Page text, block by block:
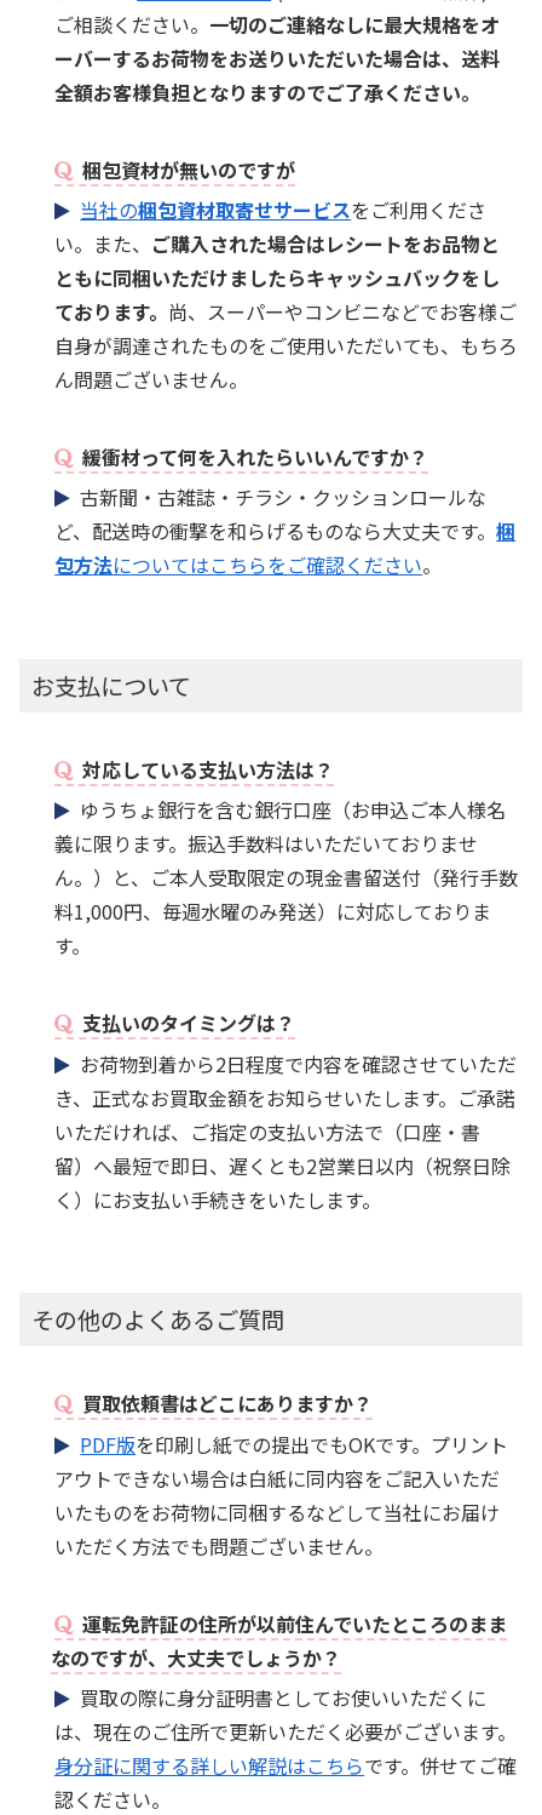
ご相談ください。 一切のご連絡なしに最大規格をオ
ーバーするお荷物をお送りいただいた場合は、送料
全額お客様負担となりますのでご了承ください。
梱包資材が無いのですが
当社の梱包資材取寄せサービスをご利用くださ
い。また、 ご購入された場合はレシートをお品物と
ともに同梱いただけましたらキャッシュバックをし
ております。 尚、スーパーやコンビニなどでお客様ご
自身が調達されたものをご使用いただいても、もちろ
ん問題ございません。
緩衝材って何を入れたらいいんですか？
古新聞・古雑誌・チラシ・クッションロールな
ど、配送時の衝撃を和らげるものなら大丈夫です。梱
包方法についてはこちらをご確認ください。
お支払について
対応している支払い方法は？
ゆうちょ銀行を含む銀行口座（お申込ご本人様名
義に限ります。振込手数料はいただいておりませ
ん。）と、ご本人受取限定の現金書留送付（発行手数
料1,000円、毎週水曜のみ発送）に対応しておりま
す。
支払いのタイミングは？
お荷物到着から2日程度で内容を確認させていただ
き、正式なお買取金額をお知らせいたします。ご承諾
いただければ、ご指定の支払い方法で（口座・書
留）へ最短で即日、遅くとも2営業日以内（祝祭日除
く）にお支払い手続きをいたします。
その他のよくあるご質問
買取依頼書はどこにありますか？
PDF版を印刷し紙での提出でもOKです。プリント
アウトできない場合は白紙に同内容をご記入いただ
いたものをお荷物に同梱するなどして当社にお届け
いただく方法でも問題ございません。
運転免許証の住所が以前住んでいたところのまま
なのですが、大丈夫でしょうか？
買取の際に身分証明書としてお使いいただくに
は、現在のご住所で更新いただく必要がございます。
身分証に関する詳しい解説はこちらです。併せてご確
認ください。